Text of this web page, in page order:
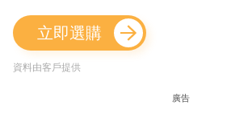
立即選購
資料由客戶提供
廣告